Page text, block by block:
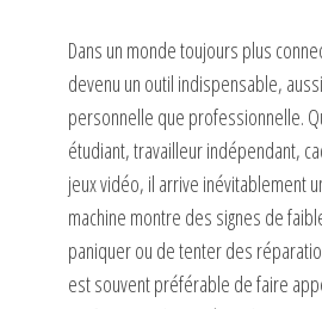
Dans un monde toujours plus
devenu un outil indispensable,
personnelle que professionnelle.
étudiant, travailleur indépendant,
jeux vidéo, il arrive inévitablement
machine montre des signes de
paniquer ou de tenter des
est souvent préférable de faire